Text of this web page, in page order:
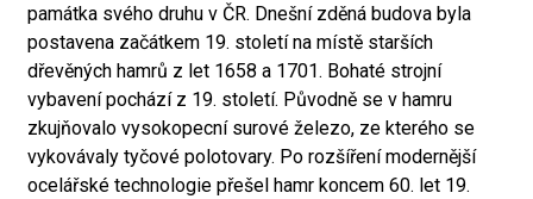
památka svého druhu v ČR. Dnešní zděná budova byla
postavena začátkem 19. století na místě starších
dřevěných hamrů z let 1658 a 1701. Bohaté strojní
vybavení pochází z 19. století. Původně se v hamru
zkujňovalo vysokopecní surové železo, ze kterého se
vykovávaly tyčové polotovary. Po rozšíření modernější
ocelářské technologie přešel hamr koncem 60. let 19.